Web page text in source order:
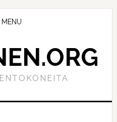
MENU